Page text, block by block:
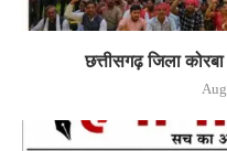
छत्तीसगढ़ जिला